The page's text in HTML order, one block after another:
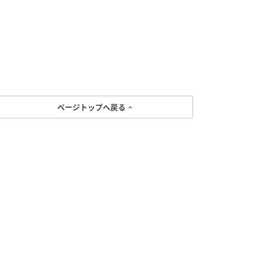
ページトップへ戻る